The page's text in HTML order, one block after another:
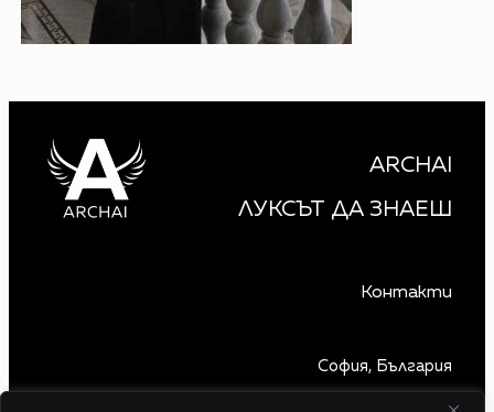
ARCHAI
ЛУКСЪТ ДА ЗНАЕШ
Контакти
София, България